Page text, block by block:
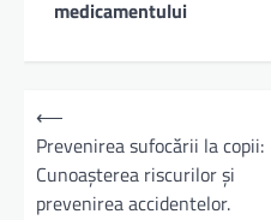
medicamentului
N⟵
Prevenirea sufocării la copii:
Cunoașterea riscurilor și
prevenirea accidentelor.